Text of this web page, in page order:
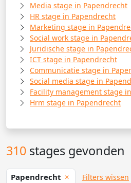
Media stage in Papendrecht
HR stage in Papendrecht
Marketing stage in
Social work stage in
Juridische stage in
ICT stage in Papendrecht
Communicatie stage in
Social media stage in
Facility management stage
Hrm stage in Papendrecht
310 stages gevonden
Papendrecht Filters wissen